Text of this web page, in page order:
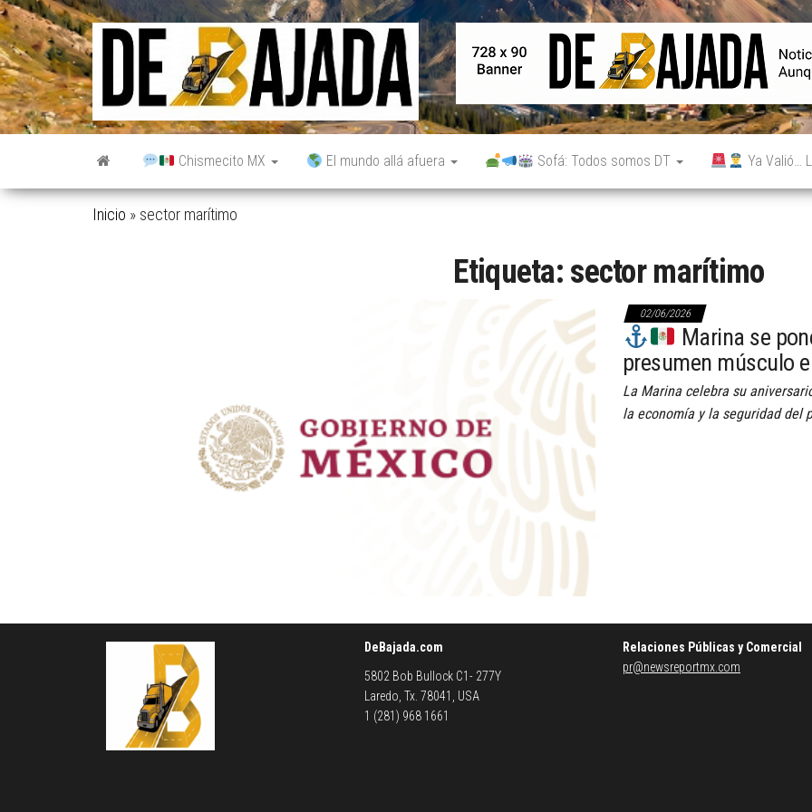
Saltar
al
contenido
De
Bajada
Noticias
reales.
Aunque
no lo
parezcan.
Chismecito MX El mundo allá afuera Sofá: Todos somos DT Ya Valió…
Inicio » sector marítimo
Etiqueta: sector marítimo
02/06/2026
Marina se
presumen músculo
La Marina celebra su
la economía y la seguridad del
DeBajada.com
5802 Bob Bullock C1- 277Y
Laredo, Tx. 78041, USA
1 (281) 968 1661
Relaciones Públicas y Comercial
pr@newsreportmx.com